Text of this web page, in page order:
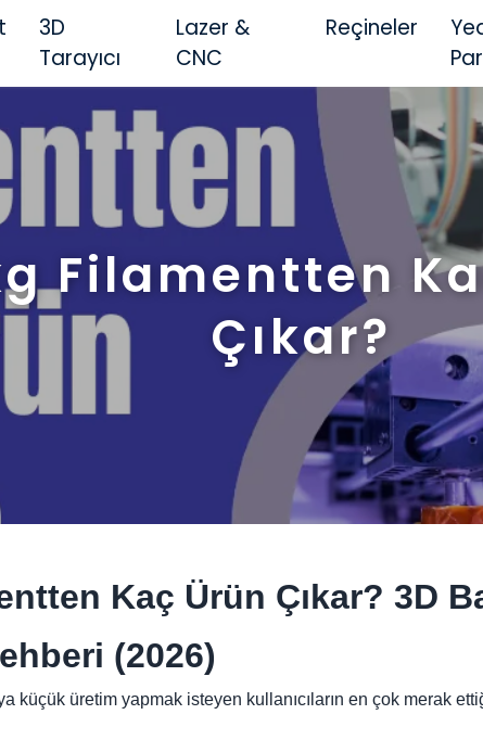
3D
Tarayıcı
Lazer &
CNC
Reçineler
Filamentten
Çıkar?
Kaç Ürün Çıkar? 3D
(2026)
küçük üretim yapmak isteyen kullanıcıların en çok merak